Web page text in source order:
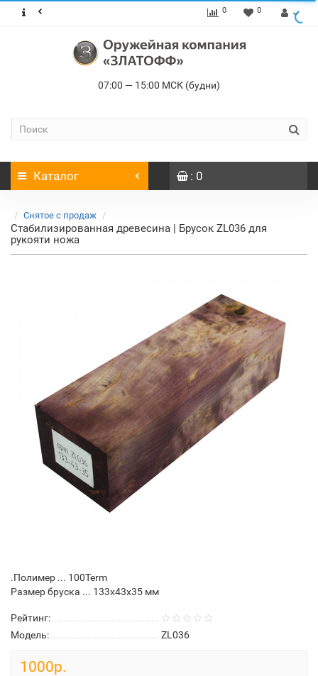
0 0
07:00 — 15:00 МСК (будни)
Каталог : 0
Снятое с продаж
Стабилизированная древесина | Брусок ZL036 для
рукояти ножа
.Полимер ... 100Term
Размер бруска ... 133х43х35 мм
Рейтинг:
Модель:
ZL036
1000р.